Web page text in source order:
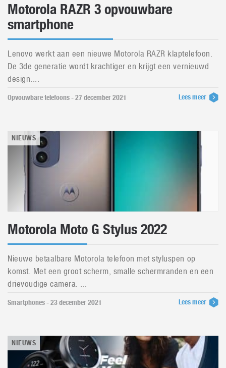
Motorola RAZR 3 opvouwbare
smartphone
Lenovo werkt aan een nieuwe Motorola RAZR klaptelefoon.
De 3de generatie wordt krachtiger en krijgt een vernieuwd
design....
Opvouwbare telefoons - 27 december 2021 Lees meer
NIEUWS
Motorola Moto G Stylus 2022
Nieuwe betaalbare Motorola telefoon met styluspen op
komst. Met een groot scherm, smalle schermranden en een
drievoudige camera. ...
Smartphones - 23 december 2021 Lees meer
NIEUWS